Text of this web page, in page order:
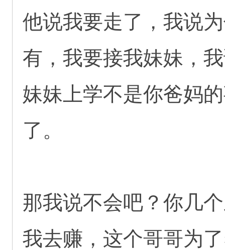
他说我要走了，我说
有，我要接我妹妹，
妹妹上学不是你爸妈
了。
那我说不会吧？你几
我去赚，这个哥哥为